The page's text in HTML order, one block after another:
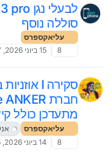
סוללה נוסף
עליאקספרס
8
15 ביוני 2026, 20:57
מתעדכן כולל
עליאקספרס
8
14 ביוני 2026, 19:56